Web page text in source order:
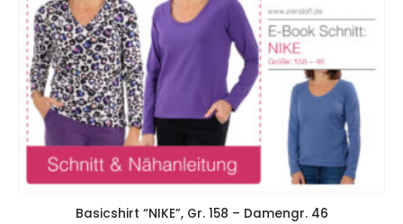
Basicshirt “NIKE”, Gr. 158 – Damengr. 46